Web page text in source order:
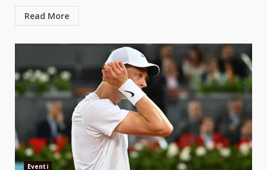
Read More
Eventi